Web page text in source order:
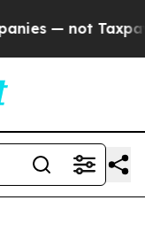
— not